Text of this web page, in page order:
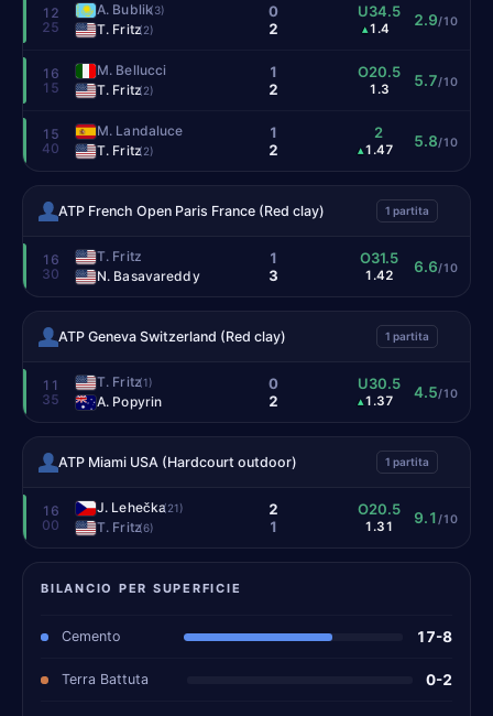
12
25
A. Bublik(3)
T. Fritz(2)
0
2
U34.5
▴1.4 2.9/10
16
15
M. Bellucci
T. Fritz(2)
1
2
O20.5
1.3 5.7/10
15
40
M. Landaluce
T. Fritz(2)
1
2
2
▴1.47 5.8/10
ATP French Open Paris France (Red clay) 1 partita
16
30
T. Fritz
N. Basavareddy
1
3
O31.5
1.42 6.6/10
ATP Geneva Switzerland (Red clay) 1 partita
11
35
T. Fritz(1)
A. Popyrin
0
2
U30.5
▴1.37 4.5/10
ATP Miami USA (Hardcourt outdoor) 1 partita
16
00
J. Lehečka(21)
T. Fritz(6)
2
1
O20.5
1.31 9.1/10
BILANCIO PER SUPERFICIE
Cemento 17-8
Terra Battuta 0-2